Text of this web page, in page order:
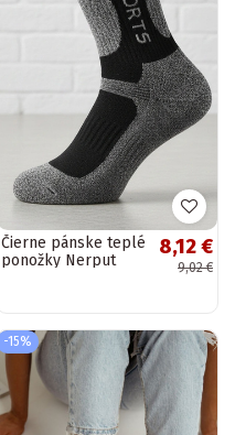
Čierne pánske teplé
ponožky Nerput
8,12 €
9,02 €
-15%